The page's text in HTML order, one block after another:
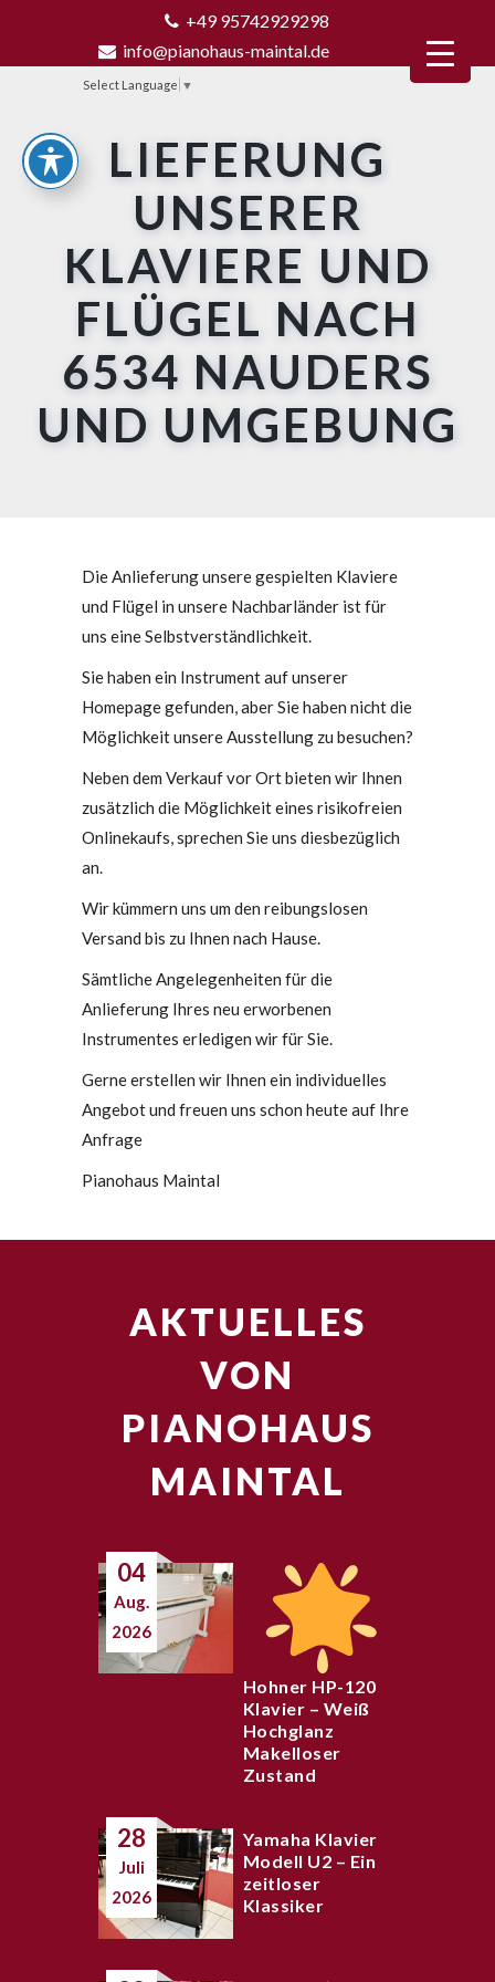
+49 95742929298
info@pianohaus-maintal.de
Select Language ▼
LIEFERUNG
UNSERER
KLAVIERE UND
FLÜGEL NACH
6534 NAUDERS
UND UMGEBUNG
Die Anlieferung unsere gespielten Klaviere
und Flügel in unsere Nachbarländer ist für
uns eine Selbstverständlichkeit.
Sie haben ein Instrument auf unserer
Homepage gefunden, aber Sie haben nicht die
Möglichkeit unsere Ausstellung zu besuchen?
Neben dem Verkauf vor Ort bieten wir Ihnen
zusätzlich die Möglichkeit eines risikofreien
Onlinekaufs, sprechen Sie uns diesbezüglich
an.
Wir kümmern uns um den reibungslosen
Versand bis zu Ihnen nach Hause.
Sämtliche Angelegenheiten für die
Anlieferung Ihres neu erworbenen
Instrumentes erledigen wir für Sie.
Gerne erstellen wir Ihnen ein individuelles
Angebot und freuen uns schon heute auf Ihre
Anfrage
Pianohaus Maintal
AKTUELLES
VON
PIANOHAUS
MAINTAL
04
Aug.
2026
Hohner HP-120
Klavier – Weiß
Hochglanz
Makelloser
Zustand
28
Juli
2026
Yamaha Klavier
Modell U2 – Ein
zeitloser
Klassiker